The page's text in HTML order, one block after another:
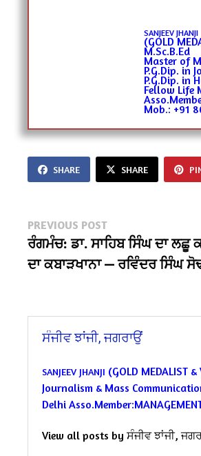
SANJEEV JHANJI
(GOLD
M.Sc.B.Ed
Master of
P.G.Dip. in
P.G.Dip. in
Fellow Life
Mob.: +91
SHARE SHARE
Post
navigation
PREVIOUS POSTPrevious
post:
ਰੰਗਮੰਚ: ਡਾ. ਸਾਹਿਬ ਸਿੰਘ ਦਾ ਲਛੂ
ਦਾ ਕਬਾੜਖਾਨਾ — ਰਵਿੰਦਰ ਸਿੰਘ
ਸੰਜੀਵ ਝਾਂਜੀ, ਜਗਰਾਉਂ
SANJEEV JHANJI (GOLD MEDALIST &
Journalism & Mass
Delhi
View all posts by ਸੰਜੀਵ ਝਾਂਜੀ,